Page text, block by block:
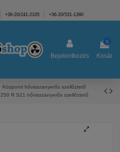
+36-20/241-2105 +36-20/531-1390
Bejelentkezés
0
Kosár
Központi hővisszanyerős szellőztető
R S21 hővisszanyerős szellőztető